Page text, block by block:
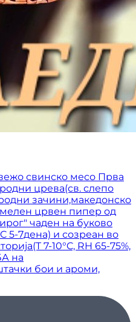
свинско месо Прва
црева(св. слепо
зачини,македонско
црвен пипер од
чаден на буково
5-7дена) и созреан во
7-10°C, RH 65-75%,
на
бои и ароми,